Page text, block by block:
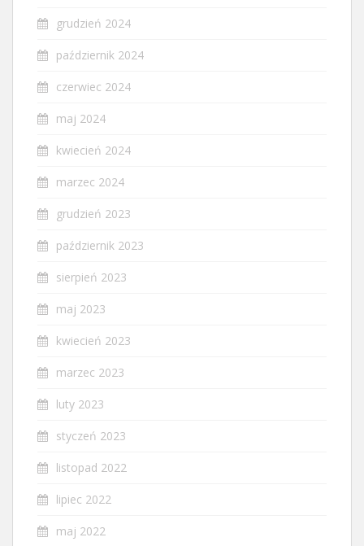
grudzień 2024
październik 2024
czerwiec 2024
maj 2024
kwiecień 2024
marzec 2024
grudzień 2023
październik 2023
sierpień 2023
maj 2023
kwiecień 2023
marzec 2023
luty 2023
styczeń 2023
listopad 2022
lipiec 2022
maj 2022